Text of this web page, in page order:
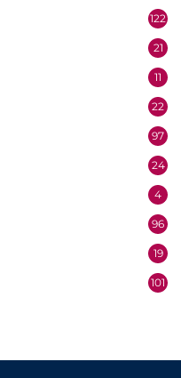
122
21
11
22
97
24
4
96
19
101